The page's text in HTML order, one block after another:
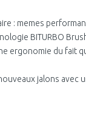
: memes
BITURBO
ergonomie du fait
jalons avec